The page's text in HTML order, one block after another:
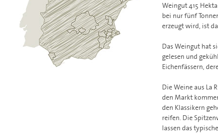
Weingut 415
bei nur fünf
erzeugt wird, ist
Das Weingut hat
gelesen und
Eichenfässern,
Die Weine aus La
den Markt
den Klassikern
reifen. Die
lassen das